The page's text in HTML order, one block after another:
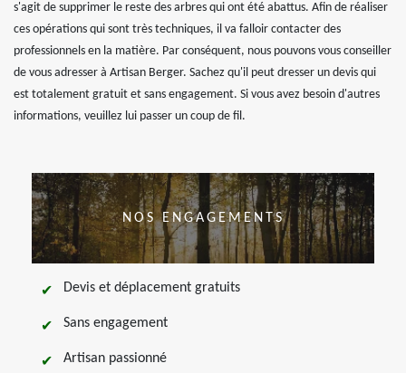
s'agit de supprimer le reste des arbres qui ont été abattus. Afin de réaliser
ces opérations qui sont très techniques, il va falloir contacter des
professionnels en la matière. Par conséquent, nous pouvons vous conseiller
de vous adresser à Artisan Berger. Sachez qu'il peut dresser un devis qui
est totalement gratuit et sans engagement. Si vous avez besoin d'autres
informations, veuillez lui passer un coup de fil.
NOS ENGAGEMENTS
Devis et déplacement gratuits
Sans engagement
Artisan passionné